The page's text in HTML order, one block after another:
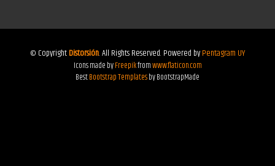
© CopyrightDistorsión. All Rights Reserved. Powered byPentagram UY
Icons made byFreepikfromwww.flaticon.com
BestBootstrap Templatesby BootstrapMade